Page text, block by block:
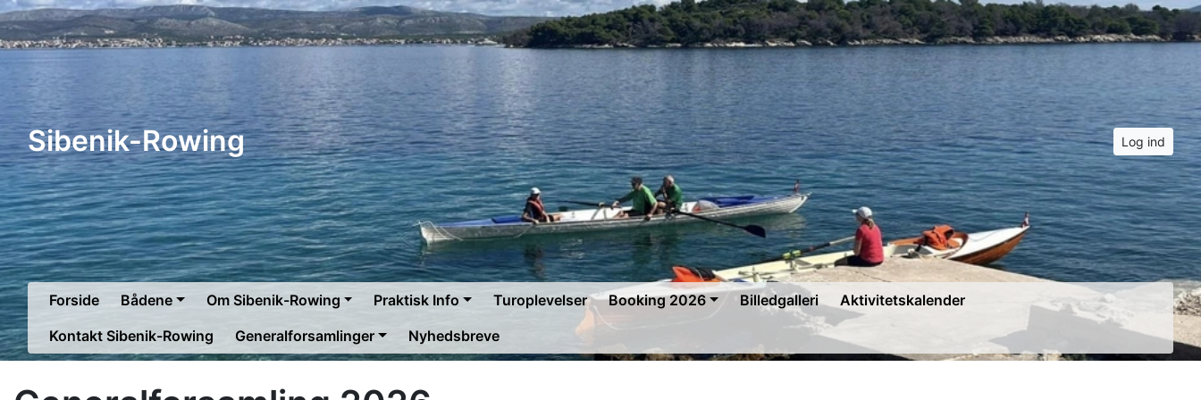
Sibenik-Rowing Log ind
Forside Bådene Om Sibenik-Rowing Praktisk Info Turoplevelser Booking 2026 Billedgalleri
Aktivitetskalender
Kontakt Sibenik-Rowing
Generalforsamlinger Nyhedsbreve